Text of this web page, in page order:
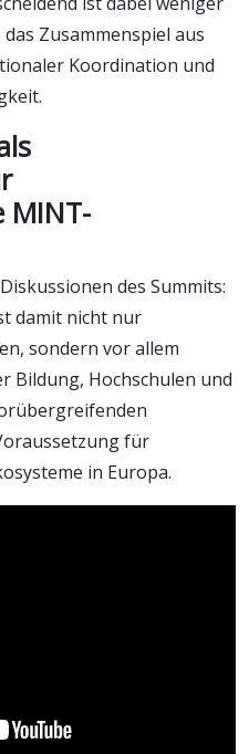
Zusammenspiel aus
Koordination und
MINT-
des Summits:
damit nicht nur
sondern vor allem
Bildung, Hochschulen und
für
in Europa.